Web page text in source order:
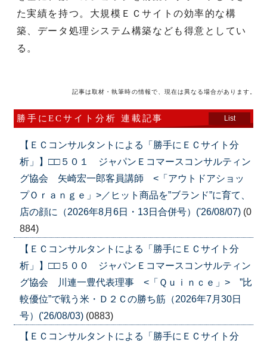
た実績を持つ。大規模ＥＣサイトの効率的な構
築、データ処理システム構築なども得意としてい
る。
記事は取材・執筆時の情報で、現在は異なる場合があります。
勝手にECサイト分析 連載記事 List
【ＥＣコンサルタントによる「勝手にＥＣサイト分
析」】□□５０１ ジャパンＥコマースコンサルティン
グ協会 矢崎宏一郎客員講師 <「アウトドアショッ
プＯｒａｎｇｅ」>／ヒット商品を”ブランド”に育て、
店の顔に（2026年8月6日・13日合併号）('26/08/07) (0
884)
【ＥＣコンサルタントによる「勝手にＥＣサイト分
析」】□□５００ ジャパンＥコマースコンサルティン
グ協会 川連一豊代表理事 <「Ｑｕｉｎｃｅ」> ”比
較優位”で戦う米・Ｄ２Ｃの勝ち筋（2026年7月30日
号）('26/08/03) (0883)
【ＥＣコンサルタントによる「勝手にＥＣサイト分